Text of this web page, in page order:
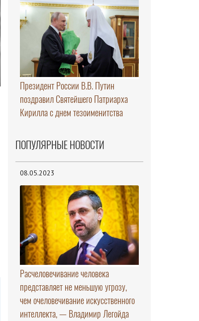
Президент России В.В. Путин
поздравил Святейшего Патриарха
Кирилла с днем тезоименитства
ПОПУЛЯРНЫЕ НОВОСТИ
08.05.2023
Расчеловечивание человека
представляет не меньшую угрозу,
чем очеловечивание искусственного
интеллекта, — Владимир Легойда